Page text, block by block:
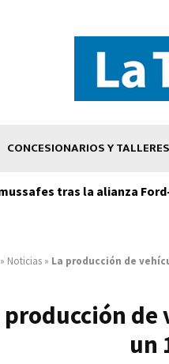
CONCESIONARIOS Y TALLERES
tras la alianza
» Noticias » La producción de
producción de
un